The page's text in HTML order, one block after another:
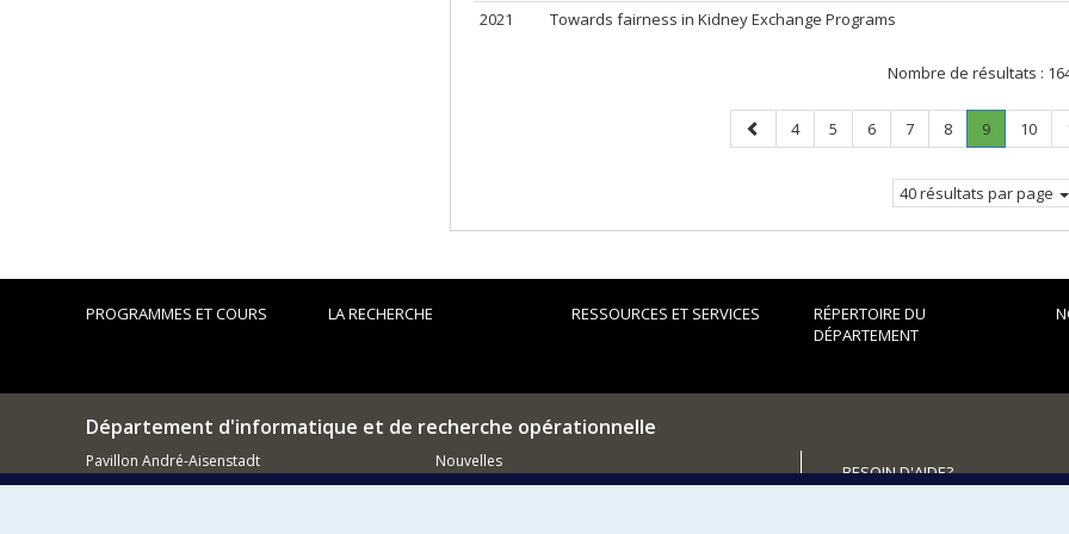
2021
Towards fairness in Kidney Exchange Programs
Nombre de résultats :
Page
précédente
Page
4 Page
5 Page
6 Page
7 Page
8 Page
9.
Page
Page
10
40 résultats par page
PROGRAMMES ET COURS LA RECHERCHE RESSOURCES ET SERVICES
RÉPERTOIRE DU
DÉPARTEMENT
Département d'informatique et de recherche opérationnelle
Pavillon André-Aisenstadt
2920, chemin de la Tour
Nouvelles
BESOIN D'AIDE?